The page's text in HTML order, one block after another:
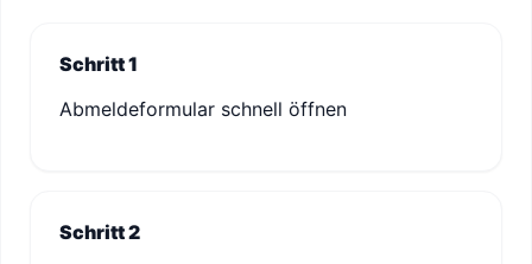
Schritt 1
Abmeldeformular schnell öffnen
Schritt 2